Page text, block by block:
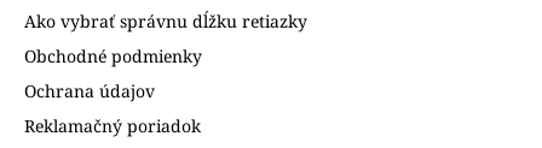
Ako vybrať správnu dĺžku retiazky
Obchodné podmienky
Ochrana údajov
Reklamačný poriadok